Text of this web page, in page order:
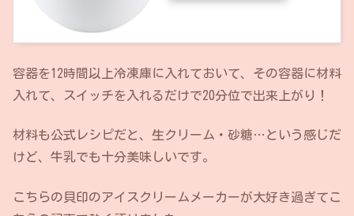
容器を12時間以上冷凍庫に入れておいて、その容器に材料
入れて、スイッチを入れるだけで20分位で出来上がり！
材料も公式レシピだと、生クリーム・砂糖…という感じだ
けど、牛乳でも十分美味しいです。
こちらの貝印のアイスクリームメーカーが大好き過ぎてこ